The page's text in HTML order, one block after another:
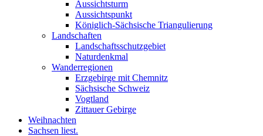
Aussichtsturm
Aussichtspunkt
Königlich-Sächsische Triangulierung
Landschaften
Landschaftsschutzgebiet
Naturdenkmal
Wanderregionen
Erzgebirge mit Chemnitz
Sächsische Schweiz
Vogtland
Zittauer Gebirge
Weihnachten
Sachsen liest.